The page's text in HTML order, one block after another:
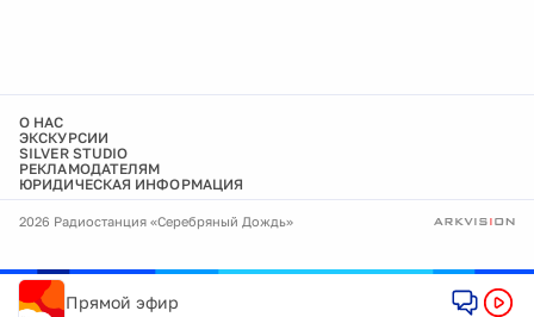
О НАС
ЭКСКУРСИИ
SILVER STUDIO
РЕКЛАМОДАТЕЛЯМ
ЮРИДИЧЕСКАЯ ИНФОРМАЦИЯ
2026 Радиостанция «Серебряный Дождь»
Прямой эфир